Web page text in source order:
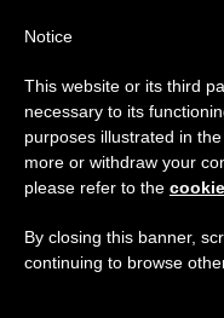
Aviso
Del 27 de julio al
anual,
se generan menos
Notice
This website or its third
necessary to its
purposes illustrated in
more or withdraw your
please refer to the
By closing this banner,
continuing to browse